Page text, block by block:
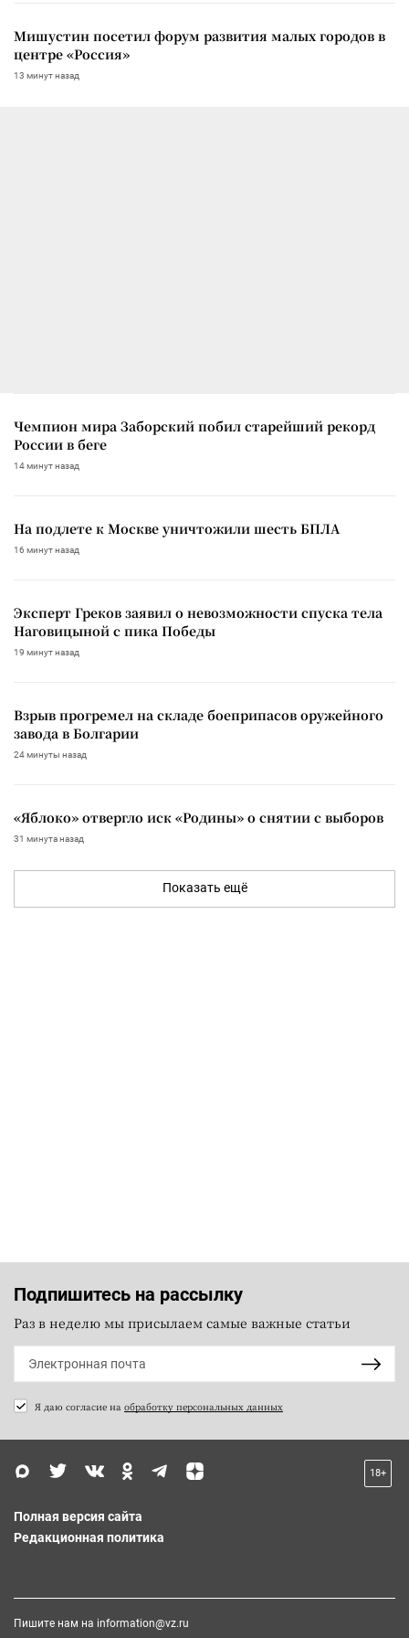
Мишустин посетил форум развития малых городов в
центре «Россия»
13 минут назад
Чемпион мира Заборский побил старейший рекорд
России в беге
14 минут назад
На подлете к Москве уничтожили шесть БПЛА
16 минут назад
Эксперт Греков заявил о невозможности спуска тела
Наговицыной с пика Победы
19 минут назад
Взрыв прогремел на складе боеприпасов оружейного
завода в Болгарии
24 минуты назад
«Яблоко» отвергло иск «Родины» о снятии с выборов
31 минута назад
Показать ещё
Подпишитесь на рассылку
Раз в неделю мы присылаем самые важные статьи
Я даю согласие на обработку персональных данных
18+
Полная версия сайта
Редакционная политика
Пишите нам на information@vz.ru